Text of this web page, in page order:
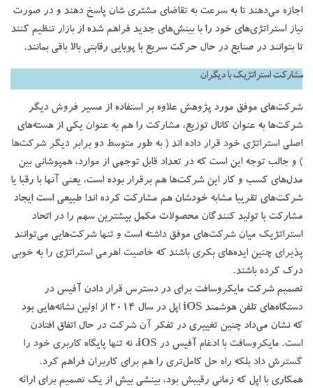
اجازه می‌دهند تا به سرعت به تقاضای مشتری شان پاسخ دهند و در صورت
نیاز استراتژی‌های خود را با بینش‌های جدید فراهم شده از بازار تنظیم کنند
تا بتوانند در صنایع در حال حرکت سریع با پویایی رقابتی بالا باقی بمانند.
مشارکت استراتژیک با دیگران
شرکت‌های موفق مورد پژوهش علاوه بر استفاده از مسیر فروش دیگر
شرکت‌ها به عنوان کانال توزیع، مشارکت را هم به عنوان یکی از هسته‌های
اصلی استراتژی خود قرار داده اند ( به طور متوسط دو برابر دیگر شرکت‌ها
) و جالب توجه این است که در تعداد قابل توجهی از موارد، همپوشانی بین
مدل‌های کسب و کار این شرکت‌ها هم برقرار بوده است، یعنی آنها با رقبا یا
شرکت‌های تقریبا مشابه خودشان هم مشارکت کرده اند! طبیعی است ایجاد
مشارکت با تولید کنندگان محصولات مکمل بیشترین سهم را در اتحاد
استراتژیک میان شرکت‌های موفق داشته است و تنها شرکت‌هایی می‌توانند
پذیرای چنین ایده‌های بکری باشند که خاصیت اهرمی ‌استراتژی را به خوبی
درک کرده باشند.
تصمیم شرکت مایکروسافت برای در دسترس قرار دادن آفیس در
دستگاه‌های تلفن هوشمند iOS اپل در سال 2014 از اولین نشانه‌هایی بود
که نشان می‌داد چنین تغییری در تفکر آن شرکت در حال اتفاق افتادن
است. مایکروسافت با ادغام آفیس در iOS، نه تنها پایگاه کاربری خود را
گسترش داد بلکه راه حل کامل‌تری را هم برای کاربران فراهم کرد.
همکاری با اپل که زمانی رقیبش بود، بینشی بیش از یک تصمیم برای ارائه